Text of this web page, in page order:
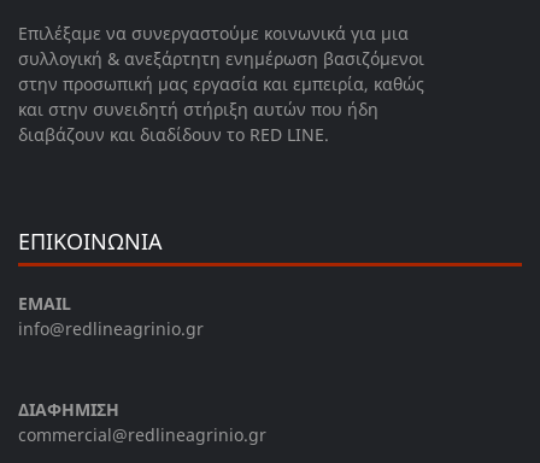
Επιλέξαμε να συνεργαστούμε κοινωνικά για μια
συλλογική & ανεξάρτητη ενημέρωση βασιζόμενοι
στην προσωπική μας εργασία και εμπειρία, καθώς
και στην συνειδητή στήριξη αυτών που ήδη
διαβάζουν και διαδίδουν το RED LINE.
ΕΠΙΚΟΙΝΩΝΙΑ
EMAIL
info@redlineagrinio.gr
ΔΙΑΦΗΜΙΣΗ
commercial@redlineagrinio.gr